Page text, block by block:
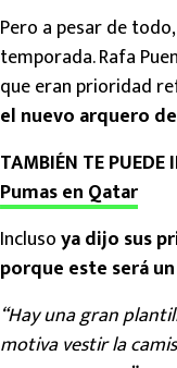
Pero a pesar de
temporada. Rafa
que eran prioridad
el nuevo arquero
TAMBIÉN TE PUEDE
Pumas en Qatar
Inclusoya dijo sus
porque este será
“Hay una gran
motiva vestir la